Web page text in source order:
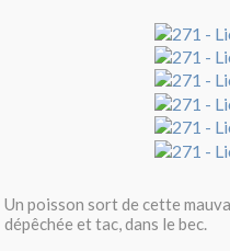
Un poisson sort de cette
dépêchée et tac, dans le bec.